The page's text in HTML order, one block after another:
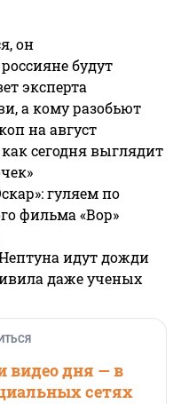
он
будут
эксперта
а кому разобьют
на август
сегодня выглядит
гуляем по
фильма «Вор»
идут дожди
даже ученых
видео дня — в
сетях